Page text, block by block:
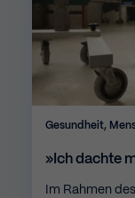
Gesundheit,
»Ich dachte
Im Rahmen